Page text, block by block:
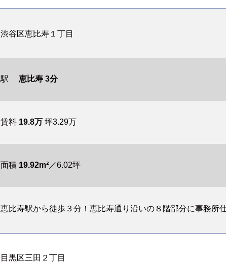
渋谷区恵比寿１丁目
駅 恵比寿 3分
賃料 19.8万坪3.29万
面積 19.92m²／6.02坪
恵比寿駅から徒歩３分！恵比寿通り沿いの８階部分に事務所
目黒区三田２丁目